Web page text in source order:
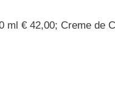
€ 42,00; Creme de